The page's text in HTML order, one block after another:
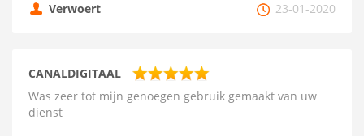
Verwoert 23-01-2020
CANALDIGITAAL
Was zeer tot mijn genoegen gebruik gemaakt van uw
dienst